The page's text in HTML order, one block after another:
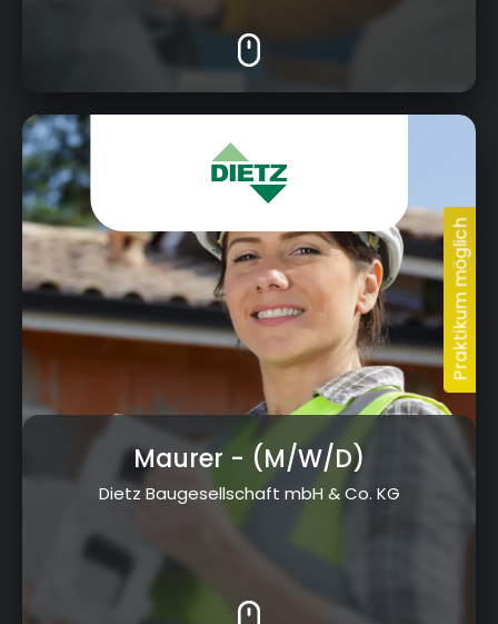
Jahnstraße 19, 96260 Weismain
Maurer - (M/W/D)
Dietz Baugesellschaft mbH & Co. KG